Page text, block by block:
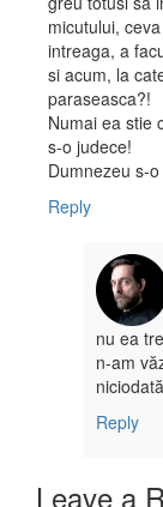
micutului,
intreaga, a
si acum, la
paraseasca?!
Numai ea stie
s-o judece!
Dumnezeu s-
Reply
nu ea
n-am
Reply
Leave a